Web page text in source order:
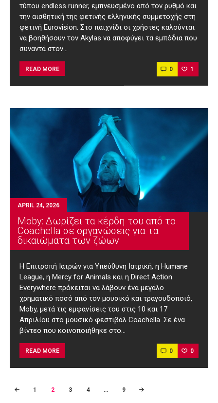
τύπου endless runner, εμπνευσμένο από τον ρυθμό και
την αισθητική της φετινής ελληνικής συμμετοχής στη
φετινή Eurovision. Στο παιχνίδι οι χρήστες καλούνται
να βοηθήσουν τον Akylas να αποφύγει τα εμπόδια που
συναντά στον…
READ MORE 0 1
APRIL 24, 2026
Moby: Δωρίζει τα κέρδη του από το
Coachella σε οργανώσεις για τα
δικαιώματα των ζώων
Η Επιτροπή Ιατρών για Υπεύθυνη Ιατρική, η Humane
League, η Mercy for Animals και η Direct Action
Everywhere πρόκειται να λάβουν ένα μεγάλο
χρηματικό ποσό από τον μουσικό και τραγουδοποιό,
Moby, μετά τις εμφανίσεις του στις 10 και 17
Απριλίου στο μουσικό φεστιβάλ Coachella. Σε ένα
βίντεο που κοινοποιήθηκε στο…
READ MORE 0 0
Posts
<
PAGE
1 PAGE
2 PAGE
3 PAGE
4 … PAGE
9